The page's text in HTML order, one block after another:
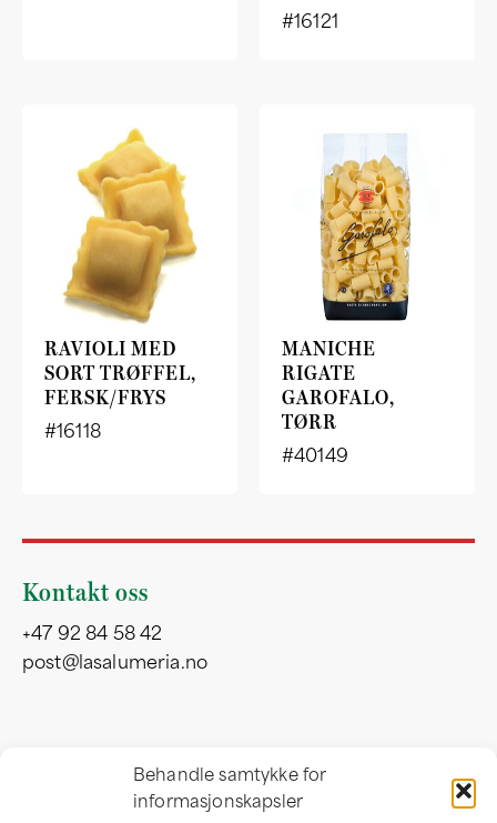
Behandle samtykke for
informasjonskapsler
#16121
RAVIOLI MED
SORT TRØFFEL,
FERSK/FRYS
#16118
MANICHE
RIGATE
GAROFALO,
TØRR
#40149
Kontakt oss
+47 92 84 58 42
post@lasalumeria.no
Professor Birkelandsvei 32 b